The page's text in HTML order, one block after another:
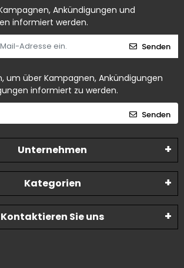
Ankündigungen und
informiert werden.
Senden
um über Kampagnen, Ankündigungen
informiert zu werden.
Senden
Unternehmen
Kategorien
Kontaktieren Sie uns